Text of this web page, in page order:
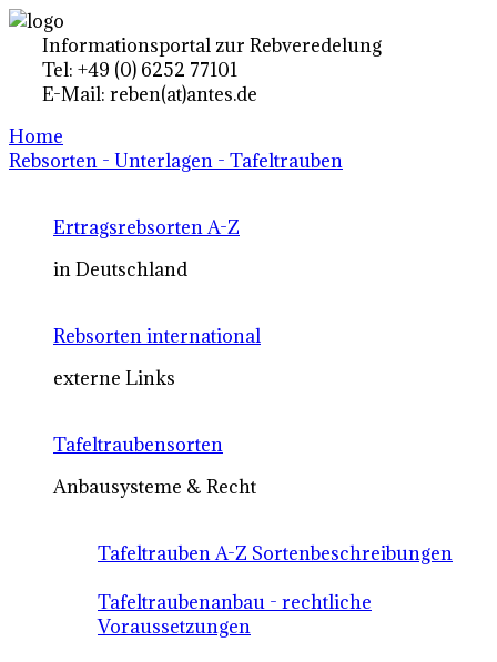
Informationsportal zur Rebveredelung
Tel: +49 (0) 6252 77101
E-Mail: reben(at)antes.de
Home
Rebsorten - Unterlagen - Tafeltrauben
Ertragsrebsorten A-Z
in Deutschland
Rebsorten international
externe Links
Tafeltraubensorten
Anbausysteme & Recht
Tafeltrauben A-Z Sortenbeschreibungen
Tafeltraubenanbau - rechtliche
Voraussetzungen